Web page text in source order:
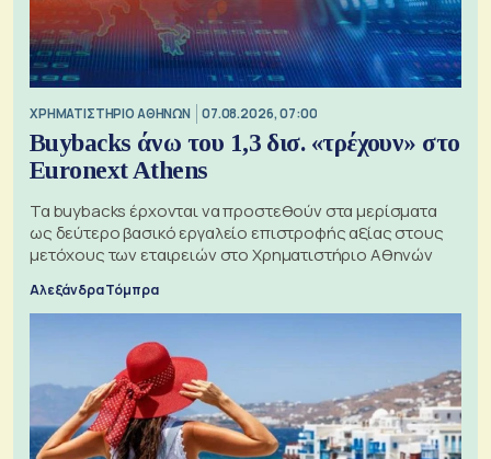
XΡΗΜΑΤΙΣΤΗΡΙΟ ΑΘΗΝΩΝ 07.08.2026, 07:00
Buybacks άνω του 1,3 δισ. «τρέχουν» στο
Euronext Athens
Τα buybacks έρχονται να προστεθούν στα μερίσματα
ως δεύτερο βασικό εργαλείο επιστροφής αξίας στους
μετόχους των εταιρειών στο Χρηματιστήριο Αθηνών
Αλεξάνδρα Τόμπρα